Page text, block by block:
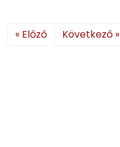
« Előző Következő »